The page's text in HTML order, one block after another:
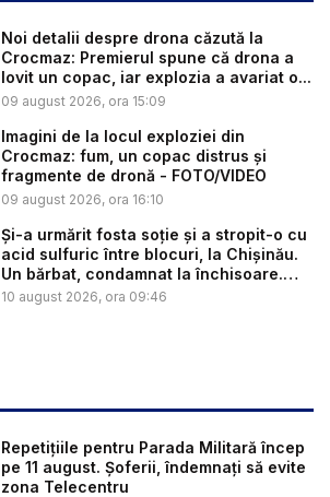
Noi detalii despre drona căzută la
Crocmaz: Premierul spune că drona a
lovit un copac, iar explozia a avariat o...
09 august 2026, ora 15:09
Imagini de la locul exploziei din
Crocmaz: fum, un copac distrus și
fragmente de dronă - FOTO/VIDEO
09 august 2026, ora 16:10
Și-a urmărit fosta soție și a stropit-o cu
acid sulfuric între blocuri, la Chișinău.
Un bărbat, condamnat la închisoare.
Ce...
10 august 2026, ora 09:46
Repetițiile pentru Parada Militară încep
pe 11 august. Șoferii, îndemnați să evite
zona Telecentru